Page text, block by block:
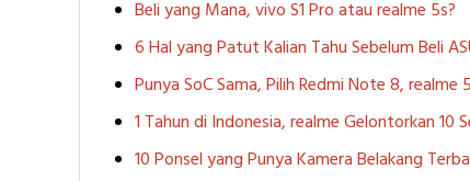
Beli yang Mana, vivo S1 Pro atau realme 5s?
6 Hal yang Patut Kalian Tahu Sebelum Beli
Punya SoC Sama, Pilih Redmi Note 8,
1 Tahun di Indonesia, realme Gelontorkan 10
10 Ponsel yang Punya Kamera Belakang